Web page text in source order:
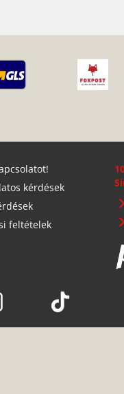
kérdések
feltételek